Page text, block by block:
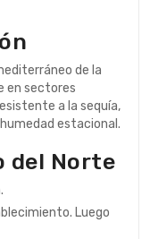
de la
en sectores
a la sequía,
estacional.
del Norte
Luego